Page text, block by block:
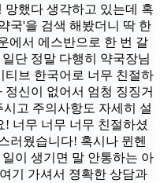
망했다 생각하고 있는데 혹
국'을 검색 해봤더니 딱 한
에서 에스반으로 한 번 갈
단 정말 다행히 약국장님
티브 한국어로 너무 친절하
신이 없어서 엄청 징징거
고 주의사항도 자세히 설
너무 너무 너무 친절하셨
러웠습니다! 혹시나 뮌헨
이 생기면 말 안통하는 아
기 가셔서 졍확한 상담과